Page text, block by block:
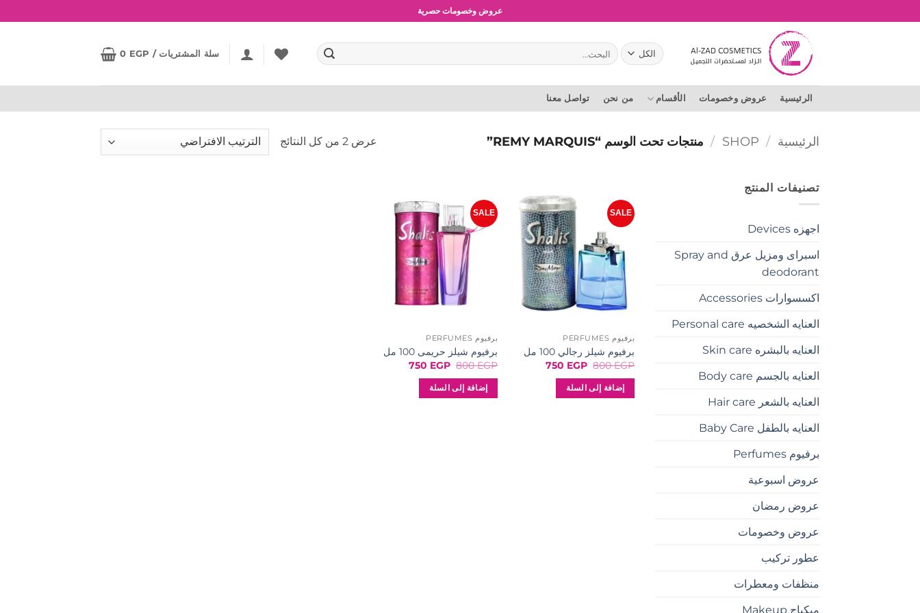
للمحتوى
عروض وخصومات حصرية
البحث
عن:
سلة المشتريات / 0 EGP
الرئيسية عروض وخصومات الأقسام من نحن تواصل معنا
الرئيسية /
SHOP
/ منتجات تحت الوسم “REMY MARQUIS” عرض ⁦2⁩ من كل النتائج
تصنيفات المنتج
اجهزه Devices
اسبراى ومزيل عرق Spray and
deodorant
اكسسوارات Accessories
العنايه الشخصيه Personal care
العنايه بالبشره Skin care
العنايه بالجسم Body care
العنايه بالشعر Hair care
العنايه بالطفل Baby Care
برفيوم Perfumes
عروض اسبوعية
عروض رمضان
عروض وخصومات
عطور تركيب
منظفات ومعطرات
ميكياج Makeup
SALE
إضافة
إلى
المفضلة
برفيوم PERFUMES
برفيوم شيلز رجالي 100 مل
800EGP السعر
هو:
800 EGP.
750 EGP السعر
إضافة إلى السلة
SALE
إضافة
المفضلة
برفيوم PERFUMES
برفيوم شيلز حريمى 100 مل
800EGP السعر
هو:
800 EGP.
750 EGP السعر
إضافة إلى السلة